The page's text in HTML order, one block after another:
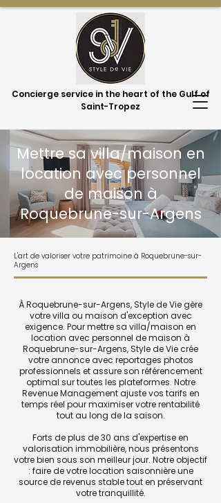
Concierge service in the heart of the Gulf of
Saint-Tropez
Mettre sa villa/maison en
location avec personnel
de maison à
Roquebrune-sur-Argens
L'art de valoriser votre patrimoine à Roquebrune-sur-
Argens
À Roquebrune-sur-Argens, Style de Vie gère
votre villa ou maison d'exception avec
exigence. Pour mettre sa villa/maison en
location avec personnel de maison à
Roquebrune-sur-Argens, Style de Vie crée
votre annonce avec reportages photos
professionnels et assure son référencement
optimal sur toutes les plateformes. Notre
Revenue Management ajuste vos tarifs en
temps réel pour maximiser votre rentabilité
tout au long de la saison.
Forts de plus de 30 ans d'expertise en
valorisation immobilière, nous présentons
votre bien sous son meilleur jour. Notre objectif
: faire de votre location saisonnière une
source de revenus stable tout en préservant
votre tranquillité.